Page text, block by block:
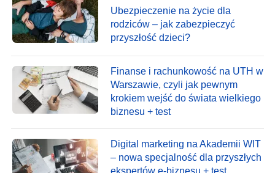
Ubezpieczenie na życie dla
rodziców – jak zabezpieczyć
przyszłość dzieci?
Finanse i rachunkowość na UTH w
Warszawie, czyli jak pewnym
krokiem wejść do świata wielkiego
biznesu + test
Digital marketing na Akademii WIT
– nowa specjalność dla przyszłych